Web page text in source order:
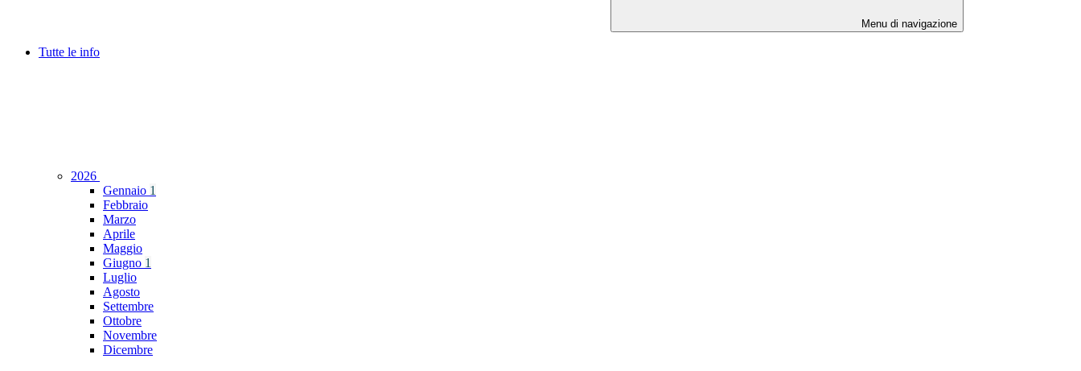
Menu di navigazione
Tutte le info
2026
Gennaio 1
Febbraio
Marzo
Aprile
Maggio
Giugno 1
Luglio
Agosto
Settembre
Ottobre
Novembre
Dicembre